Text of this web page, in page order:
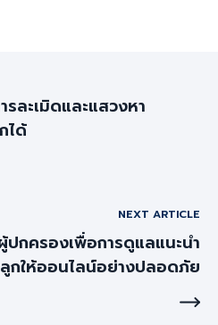
ละเมิดและแสวงหา
ได้
NEXT ARTICLE
กครองเพื่อการดูแลแนะนำ
ลูกให้ออนไลน์อย่างปลอดภัย